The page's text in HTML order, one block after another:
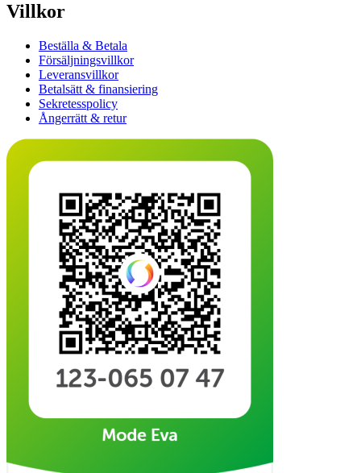
Villkor
Beställa & Betala
Försäljningsvillkor
Leveransvillkor
Betalsätt & finansiering
Sekretesspolicy
Ångerrätt & retur